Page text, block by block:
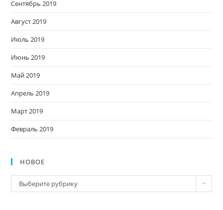
Сентябрь 2019
Август 2019
Июль 2019
Июнь 2019
Май 2019
Апрель 2019
Март 2019
Февраль 2019
НОВОЕ
Новое
Выберите рубрику